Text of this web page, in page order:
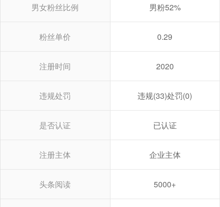
男女粉丝比例 男粉52%
粉丝单价 0.29
注册时间 2020
违规处罚 违规(33)处罚(0)
是否认证 已认证
注册主体 企业主体
头条阅读 5000+